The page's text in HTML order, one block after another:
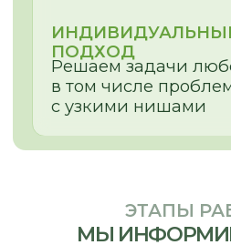
СВЯЗАТЬСЯ С НАМИ:
Сб - Вс
10:00 - 19:00
Пн - Пт
г. Новосибирск, пр. Академика
Лаврентьева, д.2/2, оф. 560
Бесплатная консультация